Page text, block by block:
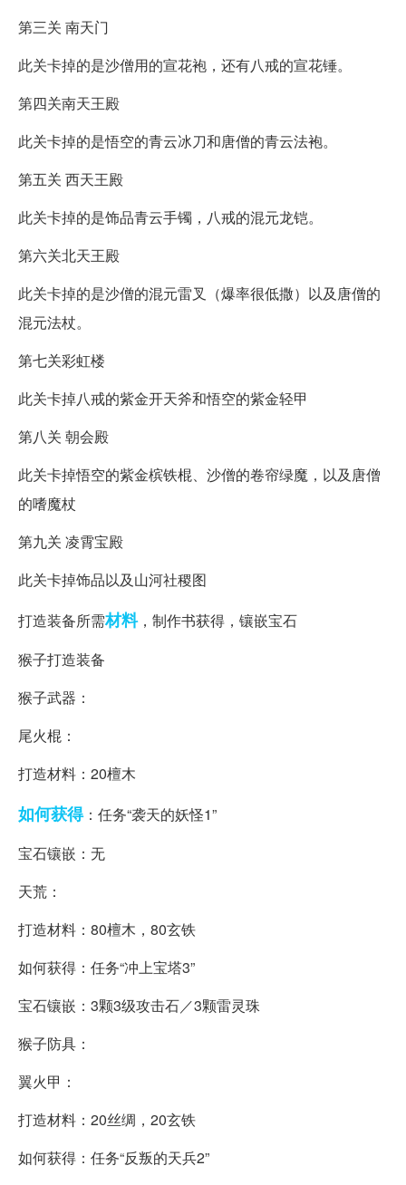
第三关 南天门
此关卡掉的是沙僧用的宣花袍，还有八戒的宣花锤。
第四关南天王殿
此关卡掉的是悟空的青云冰刀和唐僧的青云法袍。
第五关 西天王殿
此关卡掉的是饰品青云手镯，八戒的混元龙铠。
第六关北天王殿
此关卡掉的是沙僧的混元雷叉（爆率很低撒）以及唐僧的
混元法杖。
第七关彩虹楼
此关卡掉八戒的紫金开天斧和悟空的紫金轻甲
第八关 朝会殿
此关卡掉悟空的紫金槟铁棍、沙僧的卷帘绿魔，以及唐僧
的嗜魔杖
第九关 凌霄宝殿
此关卡掉饰品以及山河社稷图
打造装备所需材料，制作书获得，镶嵌宝石
猴子打造装备
猴子武器：
尾火棍：
打造材料：20檀木
如何获得：任务“袭天的妖怪1”
宝石镶嵌：无
天荒：
打造材料：80檀木，80玄铁
如何获得：任务“冲上宝塔3”
宝石镶嵌：3颗3级攻击石／3颗雷灵珠
猴子防具：
翼火甲：
打造材料：20丝绸，20玄铁
如何获得：任务“反叛的天兵2”